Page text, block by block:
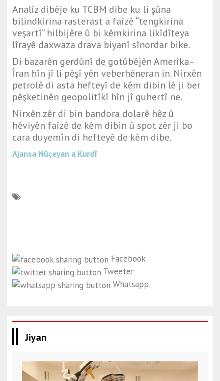
Analîz dibêje ku TCBM dibe ku li şûna
bilindkirina rasterast a faîzê “tengkirina
veşartî” hilbijêre û bi kêmkirina likîdîteya
lîrayê daxwaza drava biyanî sînordar bike.
Di bazarên gerdûnî de gotûbêjên Amerîka–
Îran hîn jî li pêşî yên veberhêneran in. Nirxên
petrolê di asta hefteyî de kêm dibin lê ji ber
pêşketinên geopolitîkî hîn jî guhertî ne.
Nirxên zêr di bin bandora dolarê hêz û
hêviyên faîzê de kêm dibin û spot zêr ji bo
cara duyemîn di hefteyê de kêm dibe.
Ajansa Nûçeyan a Kurdî
Facebook
Tweeter
Whatsapp
Jiyan